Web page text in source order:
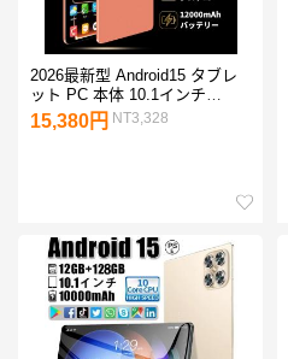
2026最新型 Android15 タブレ
ット PC 本体 10.1インチ
16+512GB FullHD wi-fi 5G IPS
液晶 軽量 HD視力保護 テレワ
15,380円 NT3,328